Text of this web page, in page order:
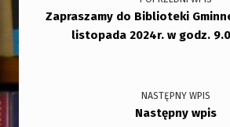
Zapraszamy do Biblioteki
listopada 2024r. w godz.
NASTĘPNY WPIS
Następny wpis